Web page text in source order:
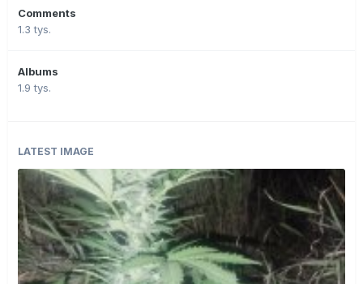
Comments
1.3 tys.
Albums
1.9 tys.
LATEST IMAGE